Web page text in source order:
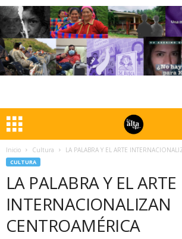
Inicio Cultura LA PALABRA Y EL ARTE
CULTURA
LA PALABRA Y EL ARTE
INTERNACIONALIZAN
CENTROAMÉRICA